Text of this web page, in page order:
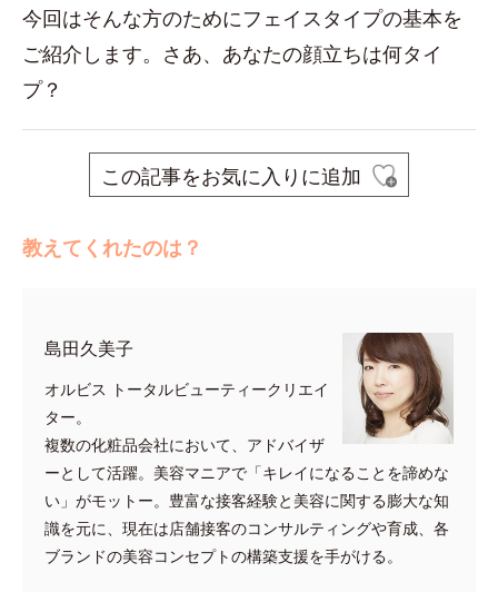
今回はそんな方のためにフェイスタイプの基本を
ご紹介します。さあ、あなたの顔立ちは何タイ
プ？
この記事をお気に入りに追加
教えてくれたのは？
島田久美子
オルビス トータルビューティークリエイ
ター。
複数の化粧品会社において、アドバイザ
ーとして活躍。美容マニアで「キレイになることを諦めな
い」がモットー。豊富な接客経験と美容に関する膨大な知
識を元に、現在は店舗接客のコンサルティングや育成、各
ブランドの美容コンセプトの構築支援を手がける。